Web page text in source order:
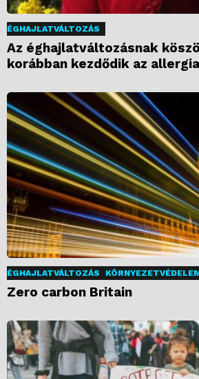
ÉGHAJLATVÁLTOZÁS
Az éghajlatváltozásnak
korábban kezdődik az
ÉGHAJLATVÁLTOZÁS
Zero carbon Britain